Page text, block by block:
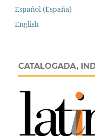
Español (España)
English
CATALOGADA,